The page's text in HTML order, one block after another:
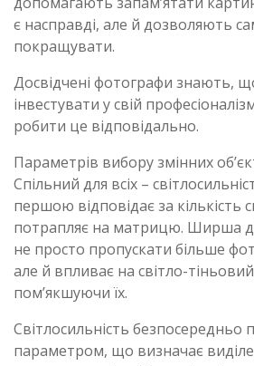
є насправді, але й дозволяють
покращувати.
Досвідчені фотографи знають,
інвестувати у свій
робити це відповідально.
Параметрів вибору змінних
Спільний для всіх –
першою відповідає за кількість
потрапляє на матрицю. Ширша
не просто пропускати більше
але й впливає на світло-
пом’якшуючи їх.
Світлосильність безпосередньо
параметром, що визначає